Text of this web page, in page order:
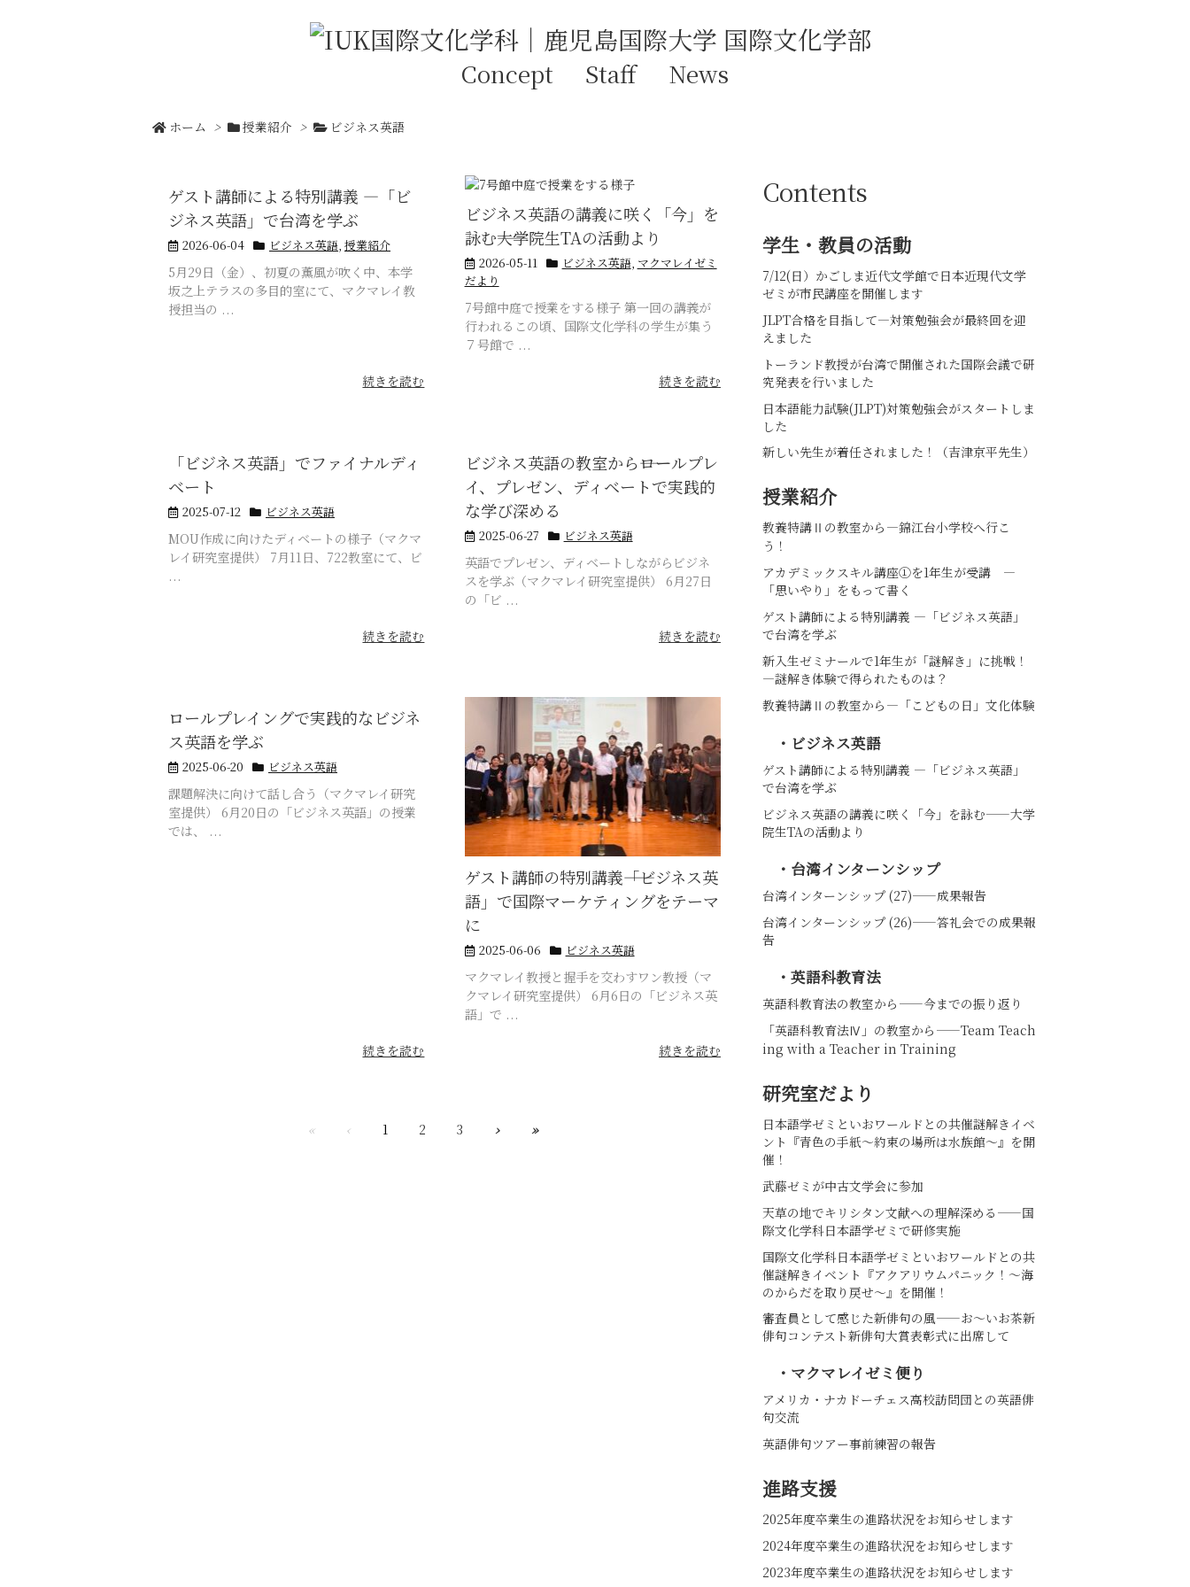
鹿児島国際大学
Concept Staff News
ホーム > 授業紹介 > ビジネス英語
ゲスト講師による特別講義 ―「ビ
ジネス英語」で台湾を学ぶ
2026-06-04 ビジネス英語, 授業紹介
5月29日（金）、初夏の薫風が吹く中、本学
坂之上テラスの多目的室にて、マクマレイ教
授担当の ...
続きを読む
ビジネス英語の講義に咲く「今」を
詠む――大学院生TAの活動より
2026-05-11 ビジネス英語, マクマレイゼミ
だより
7号館中庭で授業をする様子 第一回の講義が
行われるこの頃、国際文化学科の学生が集う
７号館で ...
続きを読む
「ビジネス英語」でファイナルディ
ベート
2025-07-12 ビジネス英語
MOU作成に向けたディベートの様子（マクマ
レイ研究室提供） 7月11日、722教室にて、ビ
...
続きを読む
ビジネス英語の教室から――ロールプレ
イ、プレゼン、ディベートで実践的
な学び深める
2025-06-27 ビジネス英語
英語でプレゼン、ディベートしながらビジネ
スを学ぶ（マクマレイ研究室提供） 6月27日
の「ビ ...
続きを読む
ロールプレイングで実践的なビジネ
ス英語を学ぶ
2025-06-20 ビジネス英語
課題解決に向けて話し合う（マクマレイ研究
室提供） 6月20日の「ビジネス英語」の授業
では、 ...
続きを読む
ゲスト講師の特別講義――「ビジネス英
語」で国際マーケティングをテーマ
に
2025-06-06 ビジネス英語
マクマレイ教授と握手を交わすワン教授（マ
クマレイ研究室提供） 6月6日の「ビジネス英
語」で ...
続きを読む
« ‹ 1 2 3 › »
Contents
学生・教員の活動
7/12(日）かごしま近代文学館で日本近現代文学
ゼミが市民講座を開催します
JLPT合格を目指して—対策勉強会が最終回を迎
えました
トーランド教授が台湾で開催された国際会議で研
究発表を行いました
日本語能力試験(JLPT)対策勉強会がスタートしま
した
新しい先生が着任されました！（吉津京平先生）
授業紹介
教養特講Ⅱの教室から―錦江台小学校へ行こ
う！
アカデミックスキル講座①を1年生が受講 ―
「思いやり」をもって書く
ゲスト講師による特別講義 ―「ビジネス英語」
で台湾を学ぶ
新入生ゼミナールで1年生が「謎解き」に挑戦！
―謎解き体験で得られたものは？
教養特講Ⅱの教室から―「こどもの日」文化体験
・ビジネス英語
ゲスト講師による特別講義 ―「ビジネス英語」
で台湾を学ぶ
ビジネス英語の講義に咲く「今」を詠む――大学
院生TAの活動より
・台湾インターンシップ
台湾インターンシップ (27)——成果報告
台湾インターンシップ (26)――答礼会での成果報
告
・英語科教育法
英語科教育法の教室から——今までの振り返り
「英語科教育法Ⅳ」の教室から――Team Teach
ing with a Teacher in Training
研究室だより
日本語学ゼミといおワールドとの共催謎解きイベ
ント『青色の手紙～約束の場所は水族館～』を開
催！
武藤ゼミが中古文学会に参加
天草の地でキリシタン文献への理解深める――国
際文化学科日本語学ゼミで研修実施
国際文化学科日本語学ゼミといおワールドとの共
催謎解きイベント『アクアリウムパニック！～海
のからだを取り戻せ～』を開催！
審査員として感じた新俳句の風――お～いお茶新
俳句コンテスト新俳句大賞表彰式に出席して
・マクマレイゼミ便り
アメリカ・ナカドーチェス高校訪問団との英語俳
句交流
英語俳句ツアー事前練習の報告
進路支援
2025年度卒業生の進路状況をお知らせします
2024年度卒業生の進路状況をお知らせします
2023年度卒業生の進路状況をお知らせします